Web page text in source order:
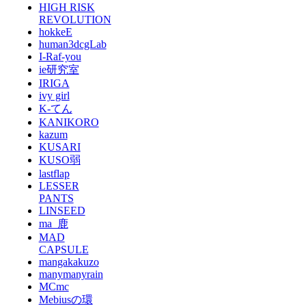
HIGH RISK
REVOLUTION
hokkeE
human3dcgLab
I-Raf-you
ie研究室
IRIGA
ivy girl
K-てん
KANIKORO
kazum
KUSARI
KUSO弱
lastflap
LESSER
PANTS
LINSEED
ma_鹿
MAD
CAPSULE
mangakakuzo
manymanyrain
MCmc
Mebiusの環